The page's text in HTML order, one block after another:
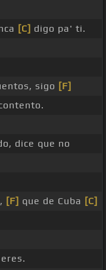
[C] digo pa' ti.
sigo [F]
dice que no
[F] que de Cuba [C]